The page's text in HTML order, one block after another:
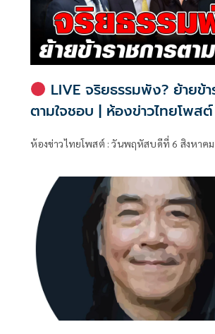
LIVE จริยธรรมพัง? ย้ายข้า
ตามใจชอบ | ห้องข่าวไทยโพสต์
ห้องข่าวไทยโพสต์ : วันพฤหัสบดีที่ 6 สิงหาค